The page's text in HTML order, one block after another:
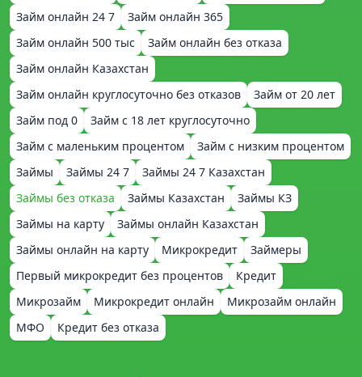
Займ онлайн 24 7
Займ онлайн 365
Займ онлайн 500 тыс
Займ онлайн без отказа
Займ онлайн Казахстан
Займ онлайн круглосуточно без отказов
Займ от 20 лет
Займ под 0
Займ с 18 лет круглосуточно
Займ с маленьким процентом
Займ с низким процентом
Займы
Займы 24 7
Займы 24 7 Казахстан
Займы без отказа
Займы Казахстан
Займы КЗ
Займы на карту
Займы онлайн Казахстан
Займы онлайн на карту
Микрокредит
Займеры
Первый микрокредит без процентов
Кредит
Микрозайм
Микрокредит онлайн
Микрозайм онлайн
МФО
Кредит без отказа